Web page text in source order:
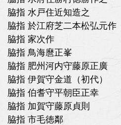
脇指 水戸住近知造之
脇指 於江府芝二本松弘元作
脇指 家次作
脇指 鳥海麿正峯
脇指 肥州河内守藤原正廣
脇指 伊賀守金道（初代）
脇指 伯耆守平朝臣正幸
脇指 加賀守藤原貞則
脇指 市毛徳鄰